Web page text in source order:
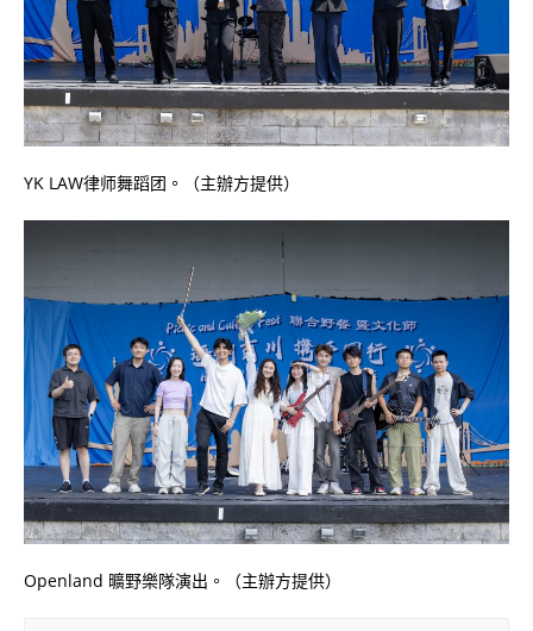
YK LAW律师舞蹈团。（主辦方提供）
Openland 曠野樂隊演出。（主辦方提供）